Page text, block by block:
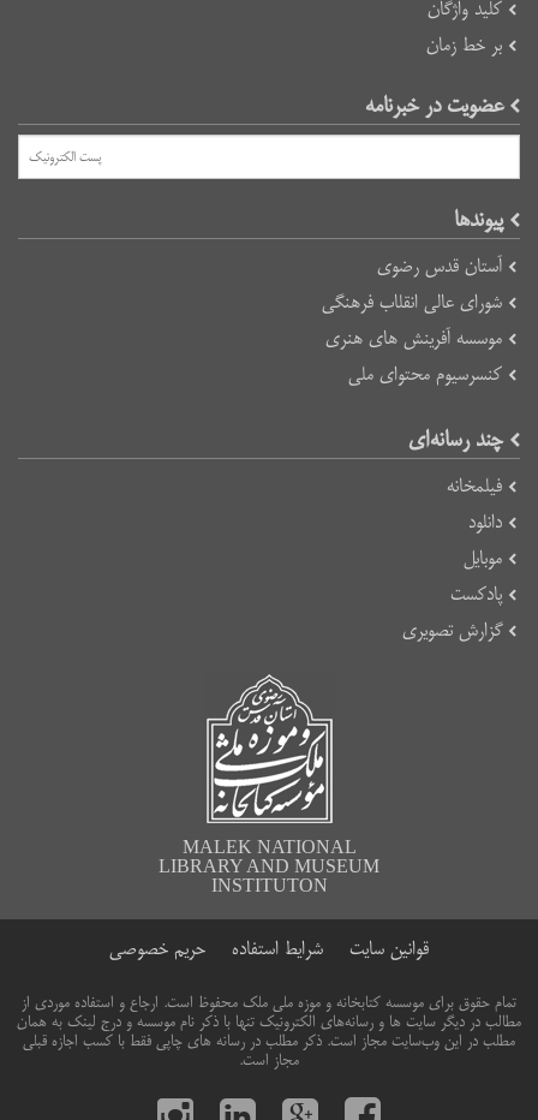
کلید واژگان
بر خط زمان
عضویت در خبرنامه
پیوند‌ها
آستان قدس رضوی
شورای عالی انقلاب فرهنگی
موسسه آفرینش های هنری
کنسرسیوم محتوای ملی
چند رسانه‌ای
فیلمخانه
دانلود
موبایل
پادکست
گزارش تصویری
MALEK NATIONAL
LIBRARY AND MUSEUM
INSTITUTON
قوانین سایت شرایط استفاده حریم خصوصی
تمام حقوق برای موسسه کتابخانه و موزه ملی ملک محفوظ است. ارجاع و استفاده موردی از
مطالب در دیگر سایت ها و رسانه‌های الکترونیک تنها با ذکر نام موسسه و درج لینک به همان
مطلب در این وب‌سایت مجاز است. ذکر مطلب در رسانه های چاپی فقط با کسب اجازه قبلی
مجاز است.